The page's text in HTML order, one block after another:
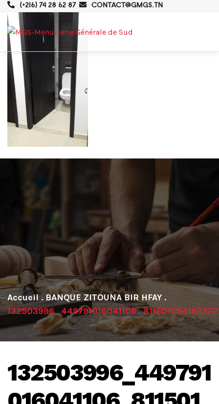
(+216) 74 28 62 87 CONTACT@GMGS.TN
. BANQUE ZITOUNA BIR HFAY .
132503996_449791